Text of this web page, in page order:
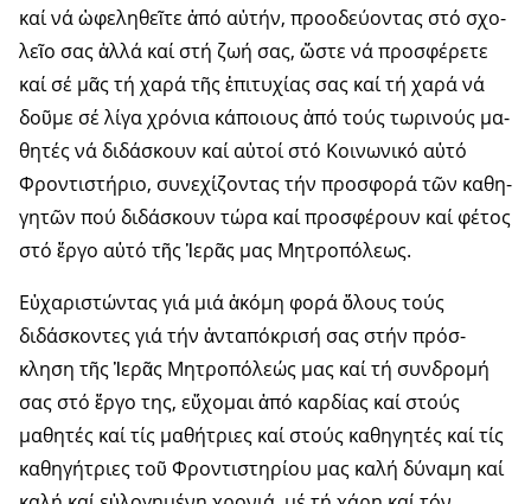
καί νά ὠφεληθεῖτε ἀπό αὐτήν, προοδεύο­ντας στό σχο­
λεῖο σας ἀλλά καί στή ζωή σας, ὥστε νά προσφέρετε
καί σέ μᾶς τή χαρά τῆς ἐπιτυχίας σας καί τή χα­ρά νά
δοῦμε σέ λίγα χρόνια κά­ποι­ους ἀπό τούς τωρι­νούς μα­
θη­τές νά διδάσκουν καί αὐτοί στό Κοινω­νικό αὐτό
Φροντι­στήριο, συνε­χί­ζο­ντας τήν προσ­φο­ρά τῶν καθη­
γητῶν πού διδάσκουν τώρα καί προσφέρουν καί φέτος
στό ἔρ­γο αὐτό τῆς Ἱερᾶς μας Μη­τρο­πό­λεως.
Εὐχαριστώντας γιά μιά ἀκόμη φορά ὅλους τούς
διδάσκοντες γιά τήν ἀνταπόκρισή σας στήν πρόσ­­
κληση τῆς Ἱερᾶς Μητροπό­λεώς μας καί τή συνδρομή
σας στό ἔργο της, εὔχομαι ἀπό καρδίας καί στούς
μαθητές καί τίς μαθήτριες καί στούς καθηγητές καί τίς
καθη­γή­τριες τοῦ Φροντι­στη­ρίου μας καλή δύναμη καί